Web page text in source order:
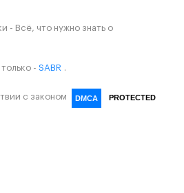
- Всё, что нужно знать о
- SABR .
с законом DMCA PROTECTED